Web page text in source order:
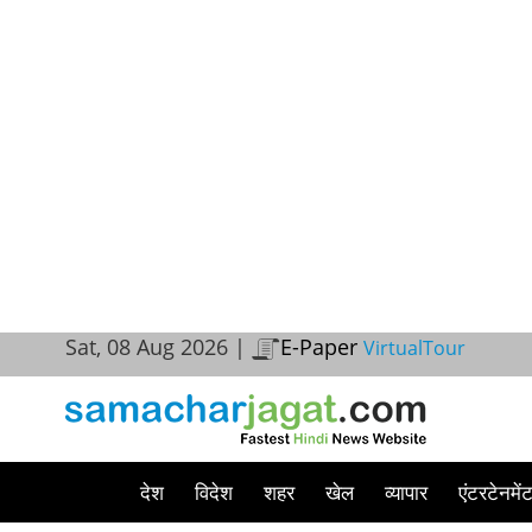
Sat, 08 Aug 2026 | E-Paper VirtualTour
देश विदेश शहर खेल व्यापार एंटरटेनमेंट